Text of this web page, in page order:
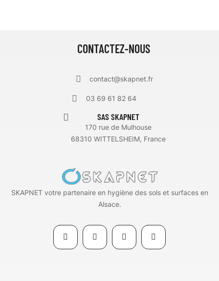
CONTACTEZ-NOUS
contact@skapnet.fr
03 69 61 82 64
SAS SKAPNET
170 rue de Mulhouse
68310 WITTELSHEIM, France
SKAPNET votre partenaire en hygiène des sols et surfaces en
Alsace.